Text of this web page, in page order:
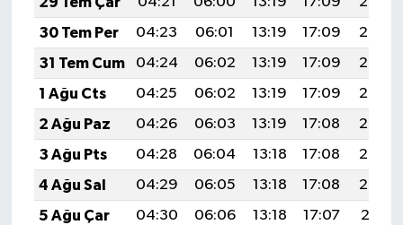
30 Tem Per
04:23 06:01 13:19 17:09
20:27
31 Tem Cum
04:24 06:02 13:19 17:09
20:26
1 Ağu Cts
04:25 06:02 13:19 17:09
20:25
2 Ağu Paz
04:26 06:03 13:19 17:08
20:24
3 Ağu Pts
04:28 06:04 13:18 17:08
20:23
4 Ağu Sal
04:29 06:05 13:18 17:08
20:22
5 Ağu Çar
04:30 06:06 13:18 17:07
20:21